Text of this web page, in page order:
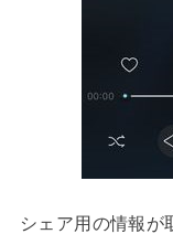
シェア用の情報が